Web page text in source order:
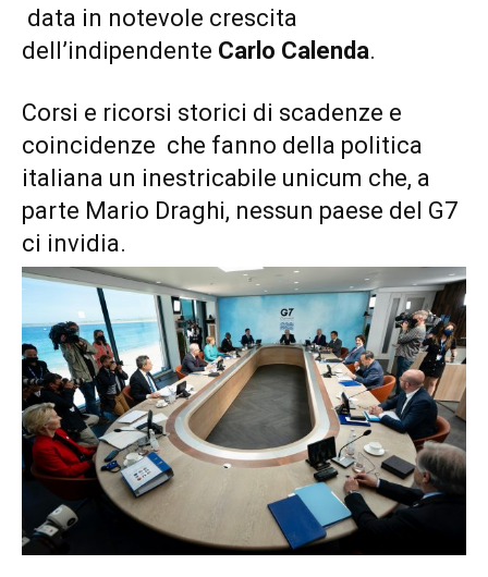
data in notevole crescita
dell’indipendente Carlo Calenda.
Corsi e ricorsi storici di scadenze e
coincidenze che fanno della politica
italiana un inestricabile unicum che, a
parte Mario Draghi, nessun paese del G7
ci invidia.